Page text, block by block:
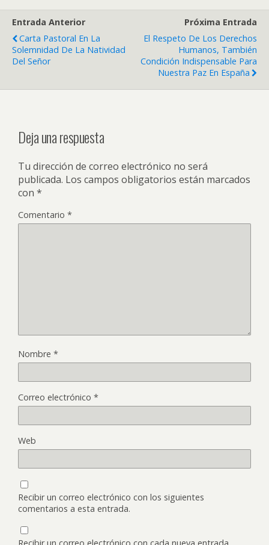
Entrada Anterior
Carta Pastoral En La
Solemnidad De La Natividad
Del Señor
Próxima Entrada
El Respeto De Los Derechos
Humanos, También
Condición Indispensable Para
Nuestra Paz En España
Deja una respuesta
Tu dirección de correo electrónico no será
publicada. Los campos obligatorios están marcados
con *
Comentario *
Nombre *
Correo electrónico *
Web
Recibir un correo electrónico con los siguientes
comentarios a esta entrada.